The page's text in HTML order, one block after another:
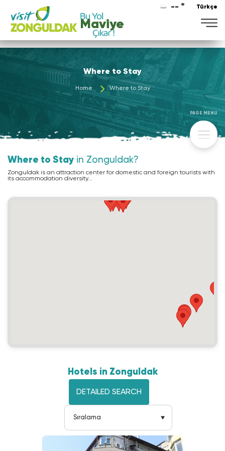
-- ° Türkçe
Lezzete
Where to Stay
Home Where to Stay
PAGE MENU
Where to Stay in Zonguldak?
Zonguldak is an attraction center for domestic and foreign tourists with
its accommodation diversity...
Hotels in Zonguldak
DETAILED SEARCH